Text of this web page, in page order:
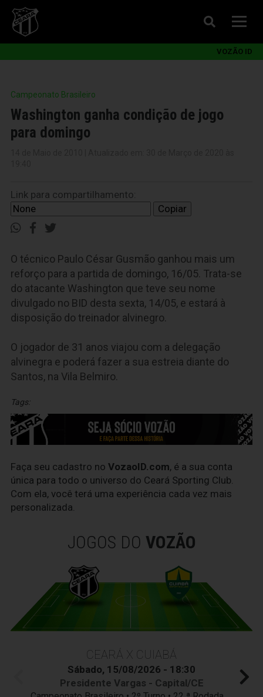
VOZÃO ID
Campeonato Brasileiro
Washington ganha condição de jogo
para domingo
Link para compartilhamento:
Copiar
O técnico Paulo César Gusmão ganhou mais um
reforço para a partida de domingo, 16/05. Trata-se
do atacante Washington que teve seu nome
divulgado no BID desta sexta, 14/05, e estará à
disposição do treinador alvinegro.
O jogador de 31 anos viajou com a delegação
alvinegra e poderá fazer a sua estreia diante do
Santos, na Vila Belmiro.
Tags:
Faça seu cadastro no VozaoID.com, é a sua conta
única para todo o universo do Ceará Sporting Club.
Com ela, você terá uma experiência cada vez mais
personalizada.
JOGOS DO VOZÃO
CEARÁ X CUIABÁ
Sábado, 15/08/2026 - 18:30
Presidente Vargas - Capital/CE